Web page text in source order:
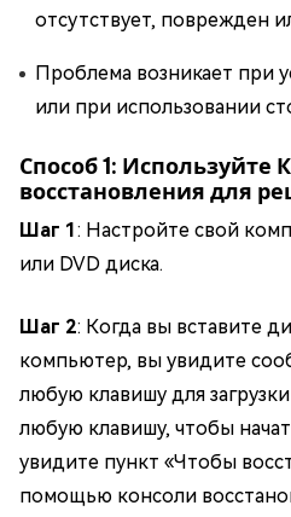
отсутствует, поврежден
Проблема возникает при
или при использовании
Способ 1: Используйте
восстановления для
Шаг 1 : Настройте свой
или DVD диска.
Шаг 2: Когда вы вставите
компьютер, вы увидите
любую клавишу для
любую клавишу, чтобы
увидите пункт «Чтобы
помощью консоли